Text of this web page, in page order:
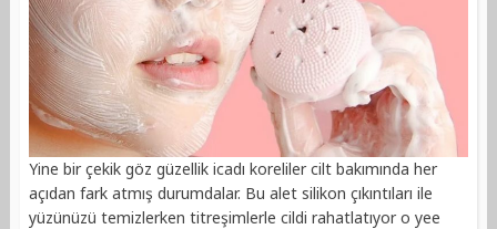
Yine bir çekik göz güzellik icadı koreliler cilt bakımında her
açıdan fark atmış durumdalar. Bu alet silikon çıkıntıları ile
yüzünüzü temizlerken titreşimlerle cildi rahatlatıyor o yee